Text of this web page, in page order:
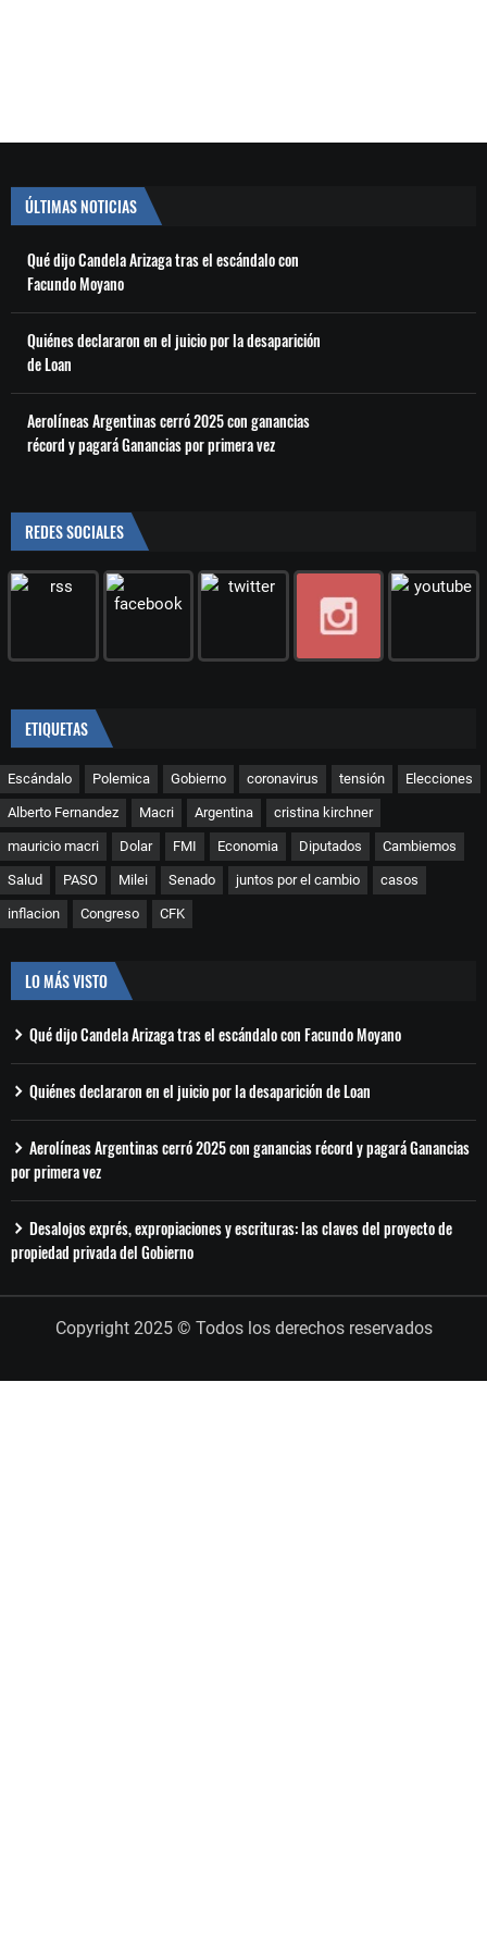
ÚLTIMAS NOTICIAS
Qué dijo Candela Arizaga tras el escándalo con
Facundo Moyano
Quiénes declararon en el juicio por la desaparición
de Loan
Aerolíneas Argentinas cerró 2025 con ganancias
récord y pagará Ganancias por primera vez
REDES SOCIALES
ETIQUETAS
Escándalo Polemica Gobierno coronavirus tensión Elecciones
Alberto Fernandez Macri Argentina cristina kirchner
mauricio macri Dolar FMI Economia Diputados Cambiemos
Salud PASO Milei Senado juntos por el cambio casos
inflacion Congreso CFK
LO MÁS VISTO
Qué dijo Candela Arizaga tras el escándalo con Facundo Moyano
Quiénes declararon en el juicio por la desaparición de Loan
Aerolíneas Argentinas cerró 2025 con ganancias récord y pagará Ganancias
por primera vez
Desalojos exprés, expropiaciones y escrituras: las claves del proyecto de
propiedad privada del Gobierno
Copyright 2025 © Todos los derechos reservados